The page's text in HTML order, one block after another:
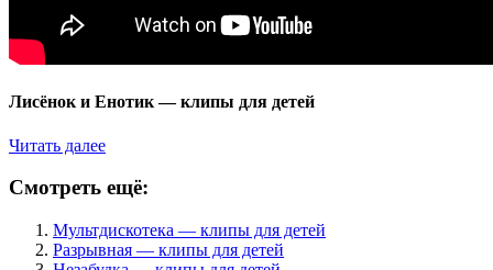
Лисёнок и Енотик — клипы для детей
Читать далее
Смотреть ещё:
Мультдискотека — клипы для детей
Разрывная — клипы для детей